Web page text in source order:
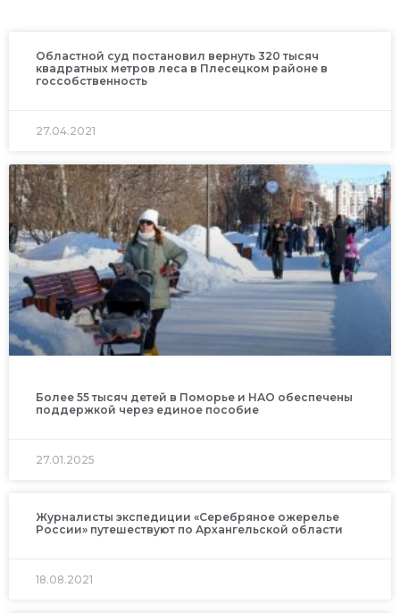
Областной суд постановил вернуть 320 тысяч
квадратных метров леса в Плесецком районе в
госсобственность
27.04.2021
Более 55 тысяч детей в Поморье и НАО обеспечены
поддержкой через единое пособие
27.01.2025
Журналисты экспедиции «Серебряное ожерелье
России» путешествуют по Архангельской области
18.08.2021